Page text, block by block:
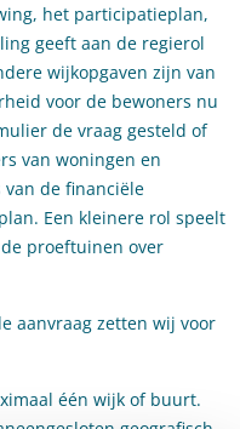
het participatieplan,
geeft aan de regierol
wijkopgaven zijn van
voor de bewoners nu
de vraag gesteld of
van woningen en
de financiële
Een kleinere rol speelt
proeftuinen over
aanvraag zetten wij voor
één wijk of buurt.